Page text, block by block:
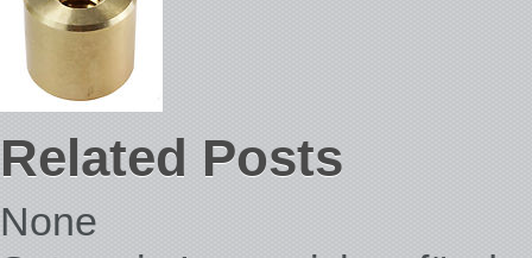
Related Posts
None